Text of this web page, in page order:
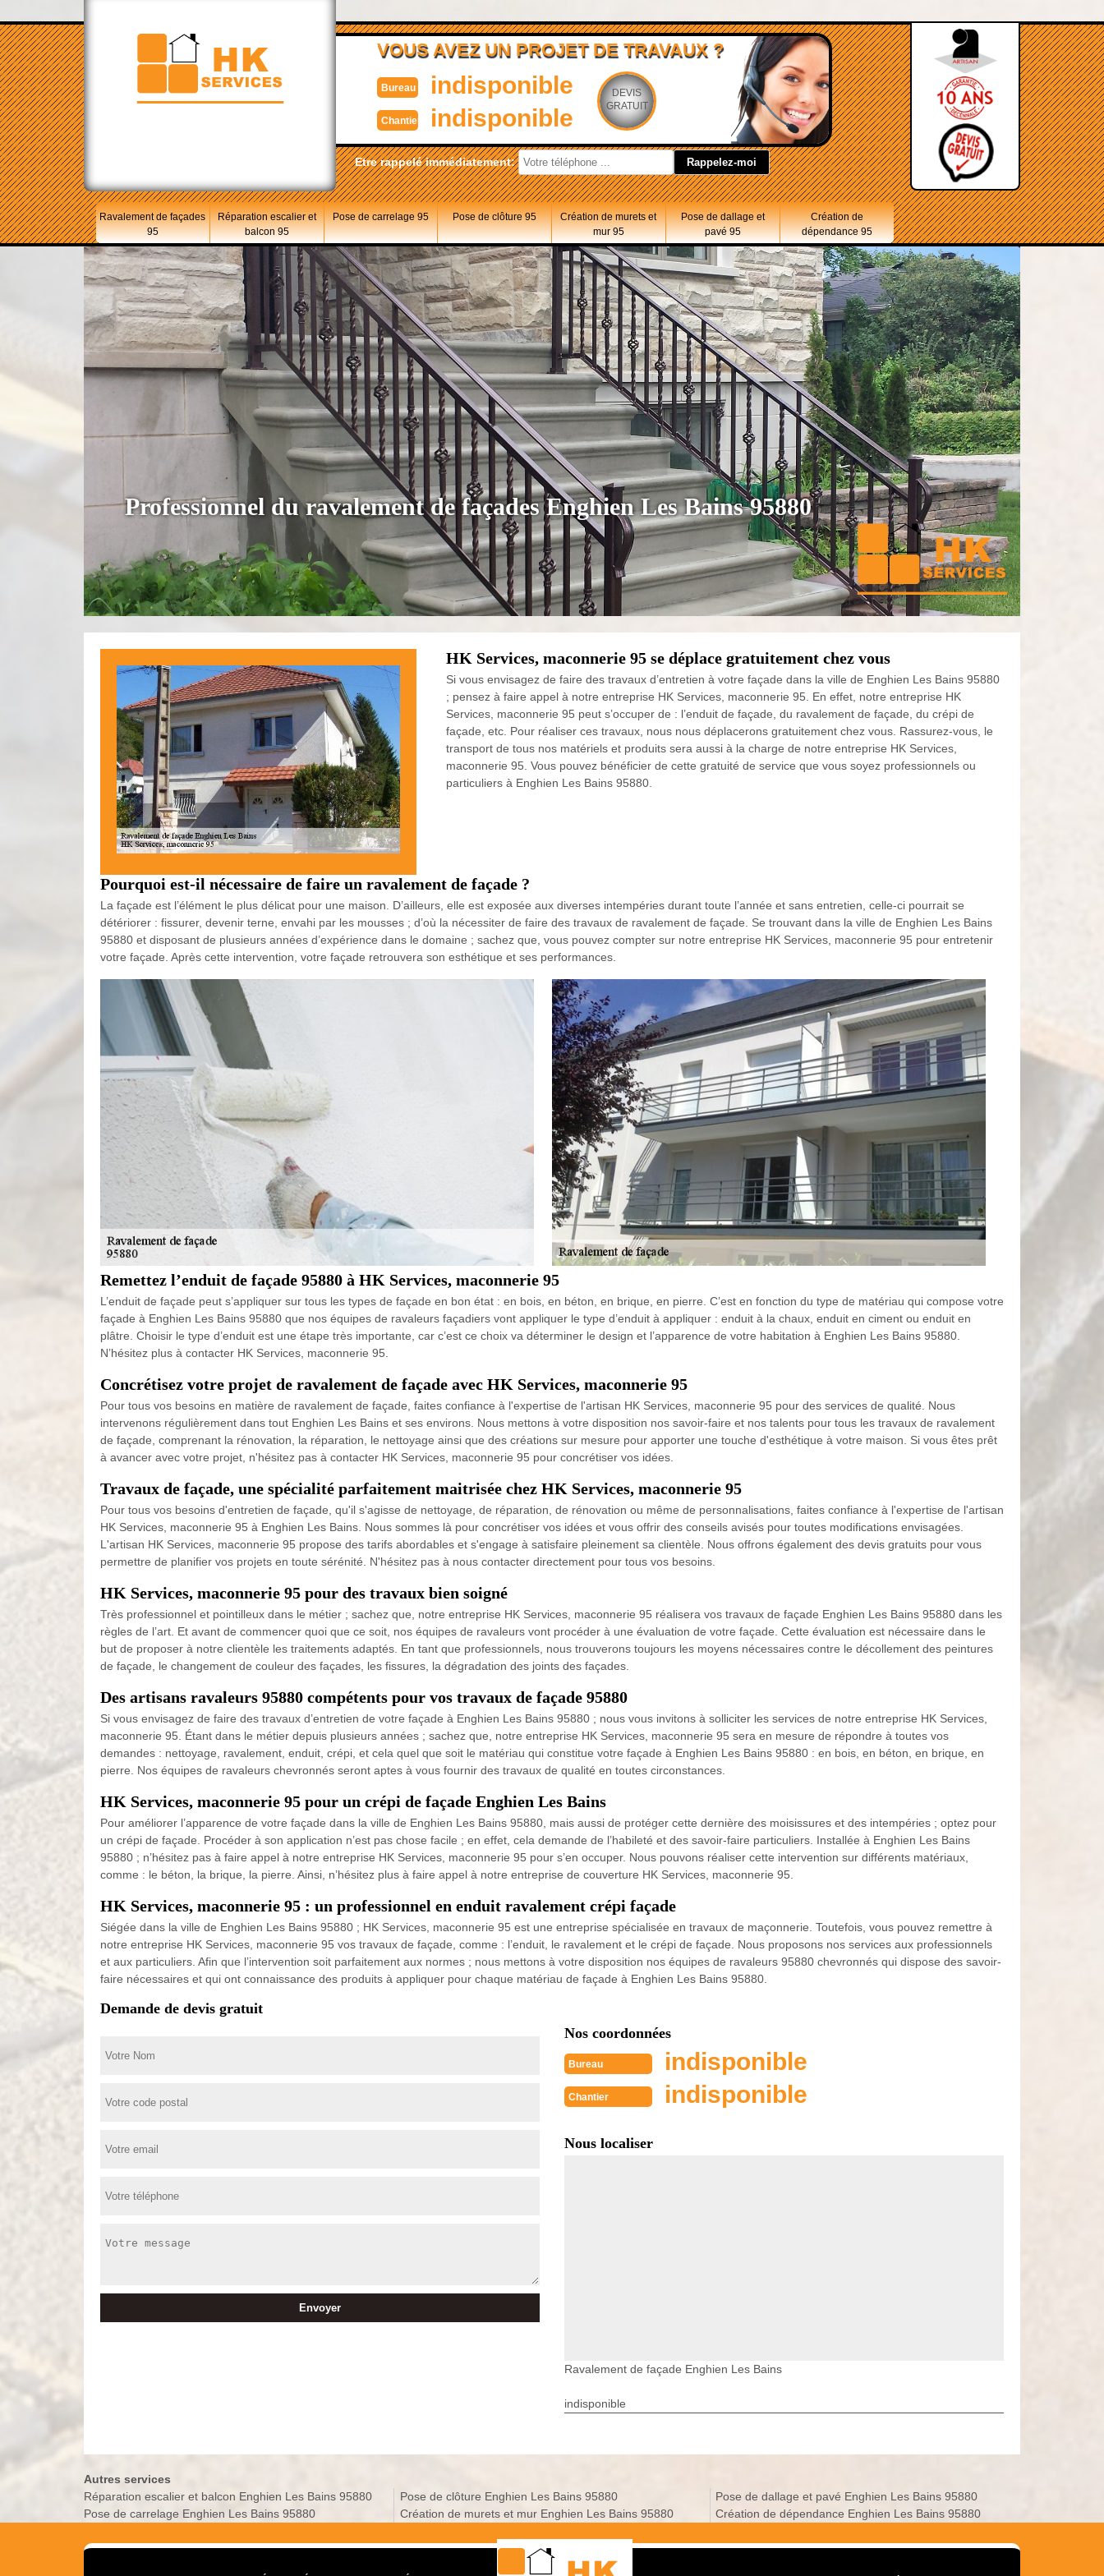
VOUS AVEZ UN PROJET DE TRAVAUX ?
Bureau indisponible
Chantier indisponible
DEVIS
GRATUIT
Etre rappelé immédiatement:
Ravalement de façades
95
Réparation escalier et
balcon 95
Pose de carrelage 95 Pose de clôture 95
Création de murets et
mur 95
Pose de dallage et
pavé 95
Création de
dépendance 95
Professionnel du ravalement de façades Enghien Les Bains 95880
HK Services, maconnerie 95 se déplace gratuitement chez vous
Si vous envisagez de faire des travaux d’entretien à votre façade dans la ville de Enghien Les Bains 95880
; pensez à faire appel à notre entreprise HK Services, maconnerie 95. En effet, notre entreprise HK
Services, maconnerie 95 peut s’occuper de : l’enduit de façade, du ravalement de façade, du crépi de
façade, etc. Pour réaliser ces travaux, nous nous déplacerons gratuitement chez vous. Rassurez-vous, le
transport de tous nos matériels et produits sera aussi à la charge de notre entreprise HK Services,
maconnerie 95. Vous pouvez bénéficier de cette gratuité de service que vous soyez professionnels ou
particuliers à Enghien Les Bains 95880.
Pourquoi est-il nécessaire de faire un ravalement de façade ?
La façade est l’élément le plus délicat pour une maison. D’ailleurs, elle est exposée aux diverses intempéries durant toute l’année et sans entretien, celle-ci pourrait se
détériorer : fissurer, devenir terne, envahi par les mousses ; d’où la nécessiter de faire des travaux de ravalement de façade. Se trouvant dans la ville de Enghien Les Bains
95880 et disposant de plusieurs années d’expérience dans le domaine ; sachez que, vous pouvez compter sur notre entreprise HK Services, maconnerie 95 pour entretenir
votre façade. Après cette intervention, votre façade retrouvera son esthétique et ses performances.
Remettez l’enduit de façade 95880 à HK Services, maconnerie 95
L’enduit de façade peut s’appliquer sur tous les types de façade en bon état : en bois, en béton, en brique, en pierre. C’est en fonction du type de matériau qui compose votre
façade à Enghien Les Bains 95880 que nos équipes de ravaleurs façadiers vont appliquer le type d’enduit à appliquer : enduit à la chaux, enduit en ciment ou enduit en
plâtre. Choisir le type d’enduit est une étape très importante, car c’est ce choix va déterminer le design et l’apparence de votre habitation à Enghien Les Bains 95880.
N’hésitez plus à contacter HK Services, maconnerie 95.
Concrétisez votre projet de ravalement de façade avec HK Services, maconnerie 95
Pour tous vos besoins en matière de ravalement de façade, faites confiance à l'expertise de l'artisan HK Services, maconnerie 95 pour des services de qualité. Nous
intervenons régulièrement dans tout Enghien Les Bains et ses environs. Nous mettons à votre disposition nos savoir-faire et nos talents pour tous les travaux de ravalement
de façade, comprenant la rénovation, la réparation, le nettoyage ainsi que des créations sur mesure pour apporter une touche d'esthétique à votre maison. Si vous êtes prêt
à avancer avec votre projet, n'hésitez pas à contacter HK Services, maconnerie 95 pour concrétiser vos idées.
Travaux de façade, une spécialité parfaitement maitrisée chez HK Services, maconnerie 95
Pour tous vos besoins d'entretien de façade, qu'il s'agisse de nettoyage, de réparation, de rénovation ou même de personnalisations, faites confiance à l'expertise de l'artisan
HK Services, maconnerie 95 à Enghien Les Bains. Nous sommes là pour concrétiser vos idées et vous offrir des conseils avisés pour toutes modifications envisagées.
L'artisan HK Services, maconnerie 95 propose des tarifs abordables et s'engage à satisfaire pleinement sa clientèle. Nous offrons également des devis gratuits pour vous
permettre de planifier vos projets en toute sérénité. N'hésitez pas à nous contacter directement pour tous vos besoins.
HK Services, maconnerie 95 pour des travaux bien soigné
Très professionnel et pointilleux dans le métier ; sachez que, notre entreprise HK Services, maconnerie 95 réalisera vos travaux de façade Enghien Les Bains 95880 dans les
règles de l’art. Et avant de commencer quoi que ce soit, nos équipes de ravaleurs vont procéder à une évaluation de votre façade. Cette évaluation est nécessaire dans le
but de proposer à notre clientèle les traitements adaptés. En tant que professionnels, nous trouverons toujours les moyens nécessaires contre le décollement des peintures
de façade, le changement de couleur des façades, les fissures, la dégradation des joints des façades.
Des artisans ravaleurs 95880 compétents pour vos travaux de façade 95880
Si vous envisagez de faire des travaux d’entretien de votre façade à Enghien Les Bains 95880 ; nous vous invitons à solliciter les services de notre entreprise HK Services,
maconnerie 95. Étant dans le métier depuis plusieurs années ; sachez que, notre entreprise HK Services, maconnerie 95 sera en mesure de répondre à toutes vos
demandes : nettoyage, ravalement, enduit, crépi, et cela quel que soit le matériau qui constitue votre façade à Enghien Les Bains 95880 : en bois, en béton, en brique, en
pierre. Nos équipes de ravaleurs chevronnés seront aptes à vous fournir des travaux de qualité en toutes circonstances.
HK Services, maconnerie 95 pour un crépi de façade Enghien Les Bains
Pour améliorer l’apparence de votre façade dans la ville de Enghien Les Bains 95880, mais aussi de protéger cette dernière des moisissures et des intempéries ; optez pour
un crépi de façade. Procéder à son application n’est pas chose facile ; en effet, cela demande de l’habileté et des savoir-faire particuliers. Installée à Enghien Les Bains
95880 ; n’hésitez pas à faire appel à notre entreprise HK Services, maconnerie 95 pour s’en occuper. Nous pouvons réaliser cette intervention sur différents matériaux,
comme : le béton, la brique, la pierre. Ainsi, n’hésitez plus à faire appel à notre entreprise de couverture HK Services, maconnerie 95.
HK Services, maconnerie 95 : un professionnel en enduit ravalement crépi façade
Siégée dans la ville de Enghien Les Bains 95880 ; HK Services, maconnerie 95 est une entreprise spécialisée en travaux de maçonnerie. Toutefois, vous pouvez remettre à
notre entreprise HK Services, maconnerie 95 vos travaux de façade, comme : l’enduit, le ravalement et le crépi de façade. Nous proposons nos services aux professionnels
et aux particuliers. Afin que l’intervention soit parfaitement aux normes ; nous mettons à votre disposition nos équipes de ravaleurs 95880 chevronnés qui dispose des savoir-
faire nécessaires et qui ont connaissance des produits à appliquer pour chaque matériau de façade à Enghien Les Bains 95880.
Demande de devis gratuit
Nos coordonnées
Bureau indisponible
Chantier indisponible
Nous localiser
Ravalement de façade Enghien Les Bains
indisponible
Autres services
Réparation escalier et balcon Enghien Les Bains 95880
Pose de carrelage Enghien Les Bains 95880
Pose de clôture Enghien Les Bains 95880
Création de murets et mur Enghien Les Bains 95880
Pose de dallage et pavé Enghien Les Bains 95880
Création de dépendance Enghien Les Bains 95880